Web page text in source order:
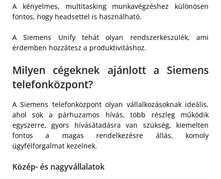
A kényelmes, multitasking munkavégzéshez különösen
fontos, hogy headsettel is használható.
A Siemens Unify tehát olyan rendszerkészülék, ami
érdemben hozzátesz a produktivitáshoz.
Milyen cégeknek ajánlott a Siemens
telefonközpont?
A Siemens telefonközpont olyan vállalkozásoknak ideális,
ahol sok a párhuzamos hívás, több részleg működik
egyszerre, gyors hívásátadásra van szükség, kiemelten
fontos a magas rendelkezésre állás, komoly
ügyfélforgalmat kezelnek.
Közép- és nagyvállalatok